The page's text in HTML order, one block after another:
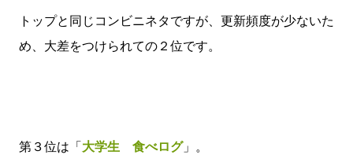
トップと同じコンビニネタですが、更新頻度が少ないた
め、大差をつけられての２位です。
第３位は「大学生 食べログ」。